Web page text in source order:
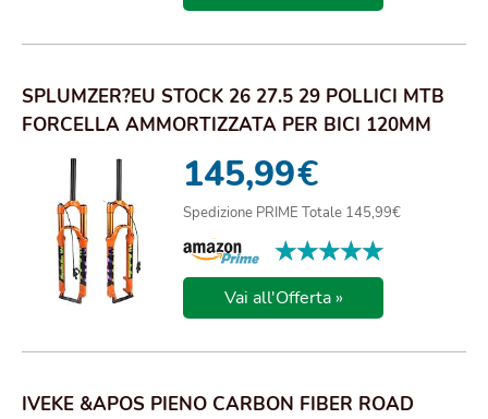
SPLUMZER?EU STOCK 26 27.5 29 POLLICI MTB
FORCELLA AMMORTIZZATA PER BICI 120MM
PRESSIONE...
145,99€
Spedizione PRIME Totale 145,99€
★★★★★
★★★★★
Vai all'Offerta »
IVEKE &APOS PIENO CARBON FIBER ROAD